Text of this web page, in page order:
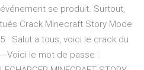
se produit. Surtout,
Crack Minecraft Story Mode
· Salut a tous, voici le crack du
Voici le mot de passe :